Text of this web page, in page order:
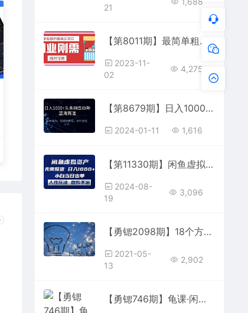
21
【第8011期】最简单粗暴的撸美金项目 会打字就能轻松赚美金
2023-11-
02
4,275
【第8679期】日入1000+头条网盘拉新蓝海赛道，简单操作，保姆级教程，多种变现方式
2024-01-11 1,616
【第11330期】闲鱼虚拟资产 无需囤货 日入1000+ 小白当日出单
2024-08-
19
3,096
【勇锶2098期】18个方法帮你提升用户忠诚度，让用户对你的产品着迷
2021-05-
13
2,902
【勇锶746期】龟课·闲鱼项目玩法实战班第12期，操作10天左右利润有8000元细节玩法